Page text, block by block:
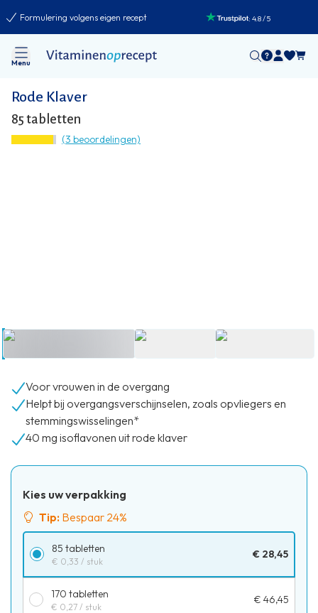
Formulering volgens eigen recept :4.8/5
Menu
Rode Klaver
85 tabletten
(3 beoordelingen)
Voor vrouwen in de overgang
Helpt bij overgangsverschijnselen, zoals opvliegers en
stemmingswisselingen*
40 mg isoflavonen uit rode klaver
Kies uw verpakking
Tip: Bespaar 24%
85 tabletten
€ 0,33 / stuk
€ 28,45
170 tabletten
€ 0,27 / stuk
€ 46,45